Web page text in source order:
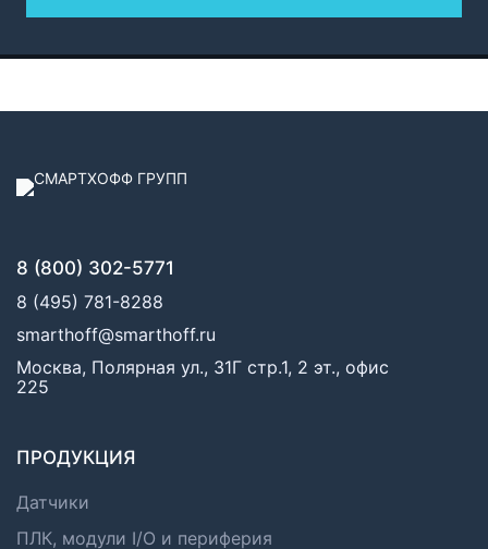
8 (800) 302-5771
8 (495) 781-8288
smarthoff@smarthoff.ru
Москва, Полярная ул., 31Г стр.1, 2 эт., офис
225
ПРОДУКЦИЯ
Датчики
ПЛК, модули I/O и периферия